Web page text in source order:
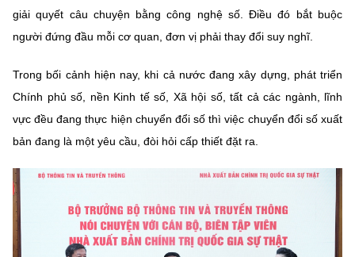
giải quyết câu chuyện bằng công nghệ số. Điều đó bắt buộc
người đứng đầu mỗi cơ quan, đơn vị phải thay đổi suy nghĩ.
Trong bối cảnh hiện nay, khi cả nước đang xây dựng, phát triển
Chính phủ số, nền Kinh tế số, Xã hội số, tất cả các ngành, lĩnh
vực đều đang thực hiện chuyển đổi số thì việc chuyển đổi số xuất
bản đang là một yêu cầu, đòi hỏi cấp thiết đặt ra.